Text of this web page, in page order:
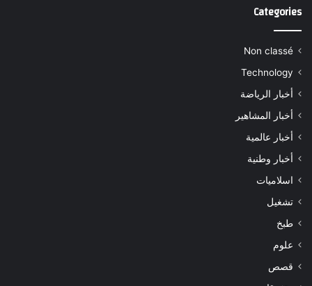
Categories
Non classé
Technology
أخبار الرياضة
أخبار المشاهير
أخبار عالمية
أخبار وطنية
اسلاميات
تشغيل
طبخ
علوم
قصص